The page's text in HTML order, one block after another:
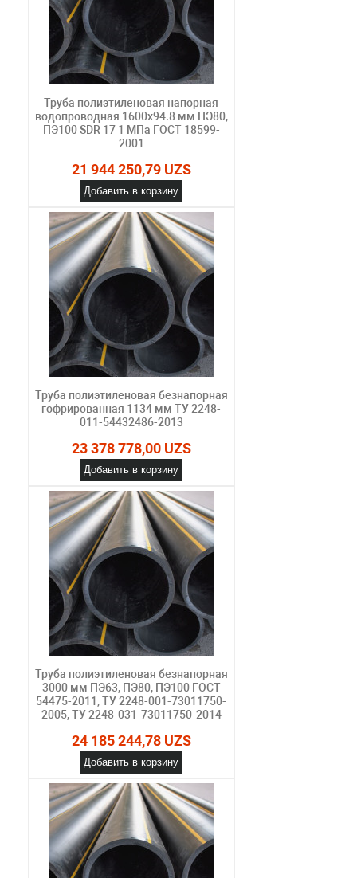
Труба полиэтиленовая напорная
водопроводная 1600х94.8 мм ПЭ80,
ПЭ100 SDR 17 1 МПа ГОСТ 18599-
2001
21 944 250,79 UZS
Добавить в корзину
Труба полиэтиленовая безнапорная
гофрированная 1134 мм ТУ 2248-
011-54432486-2013
23 378 778,00 UZS
Добавить в корзину
Труба полиэтиленовая безнапорная
3000 мм ПЭ63, ПЭ80, ПЭ100 ГОСТ
54475-2011, ТУ 2248-001-73011750-
2005, ТУ 2248-031-73011750-2014
24 185 244,78 UZS
Добавить в корзину